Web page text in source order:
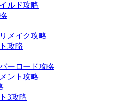
ルド攻略
メイク攻略
攻略
ーロード攻略
ント攻略
3攻略